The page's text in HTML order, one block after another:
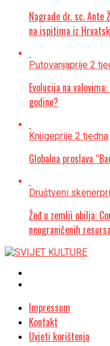
Nagrade dr. sc. Ante
na ispitima iz
Putovanjaprije 2
Evolucija na
godine?
Knjigeprije 2 tjedna
Globalna proslava
Društveni skener
Žeđ u zemlji obilja:
neograničenih resursa
Impressum
Kontakt
Uvjeti korištenja